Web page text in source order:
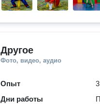
Другое
Фото, видео, аудио
Опыт
Дни работы